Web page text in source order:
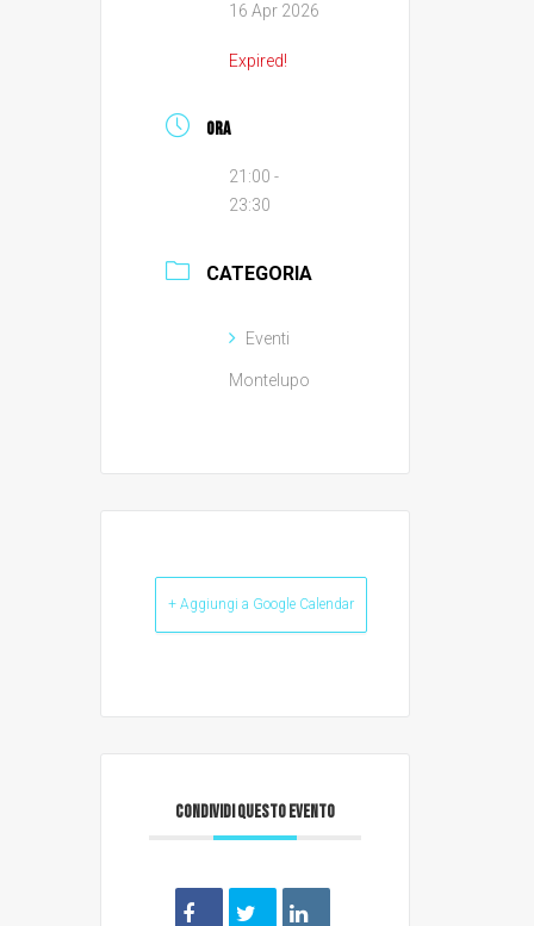
16 Apr 2026
Expired!
ORA
21:00 -
23:30
CATEGORIA
Eventi
Montelupo
+ Aggiungi a Google Calendar
CONDIVIDI QUESTO EVENTO